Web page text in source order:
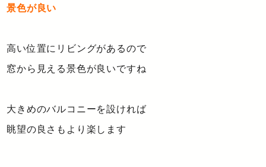
景色が良い
高い位置にリビングがあるので
窓から見える景色が良いですね
大きめのバルコニーを設ければ
眺望の良さもより楽します